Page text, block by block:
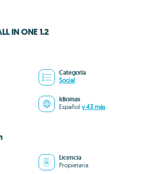
IN ONE 1.2
Categoría
Social
Idiomas
Español y 43 más
Licencia
Propietaria